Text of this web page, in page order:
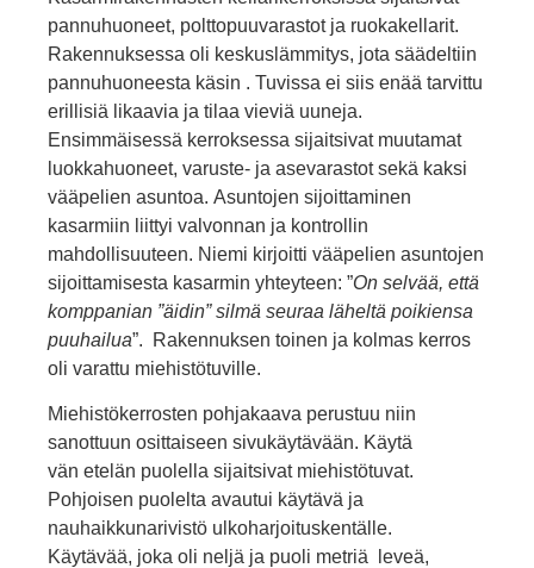
pannuhuoneet, polttopuuvarastot ja ruokakellarit.
Rakennuksessa oli keskuslämmi­tys, jota säädeltiin
pannuhuoneesta käsin . Tuvissa ei siis enää tar­vittu
erillisiä likaavia ja tilaa vieviä uuneja.
Ensimmäisessä kerrok­sessa sijaitsivat muutamat
luokkahuoneet, varuste- ja asevarastot sekä kaksi
vääpelien asuntoa. Asuntojen sijoittaminen
kasarmiin liittyi valvonnan ja kontrollin
mahdollisuuteen. Niemi kirjoitti vääpelien asuntojen
sijoittamisesta kasar­min yhteyteen: ”On selvää, että
komppanian ”äidin” silmä seuraa läheltä poikiensa
puuhai­lua”. Rakennuksen toinen ja kolmas ker­ros
oli varattu miehistötuville.
Miehistökerrosten pohjakaava perus­tuu niin
sanottuun osittaiseen sivukäytävään. Käytä­
vän etelän puolella sijaitsivat miehistötu­vat.
Pohjoisen puolelta avautui käytävä ja
nauhaikkunarivistö ulkoharjoituskentälle.
Käytävää, joka oli neljä ja puoli metriä leveä,